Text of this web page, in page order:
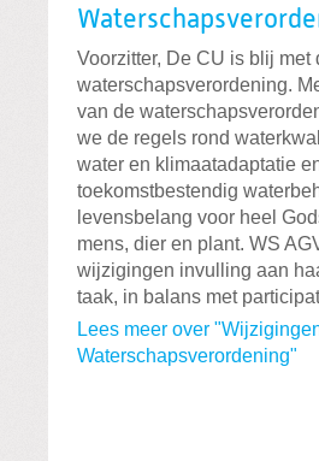
Voorzitter, De CU is blij met
waterschapsverordening.
van de
we de regels rond
water en klimaatadaptatie
toekomstbestendig
levensbelang voor heel
mens, dier en plant. WS
wijzigingen invulling aan
taak, in balans met
Lees meer over
Waterschapsverordening"